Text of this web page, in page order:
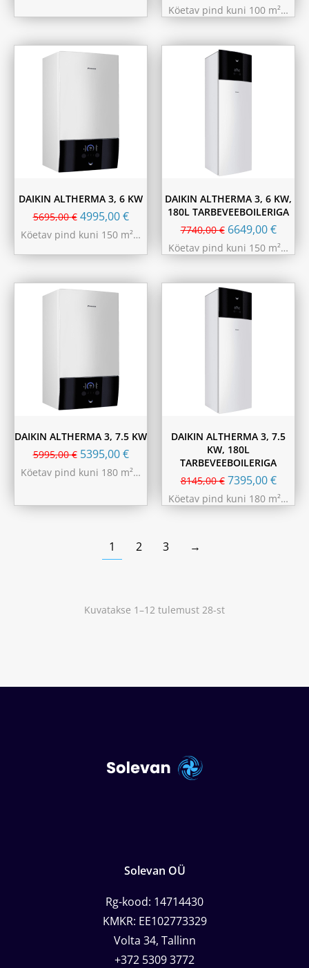
Köetav pind kuni 100 m²…
DAIKIN ALTHERMA 3, 6 KW
5695,00€ 4995,00€
Köetav pind kuni 150 m²…
DAIKIN ALTHERMA 3, 6 KW,
180L TARBEVEEBOILERIGA
7740,00€ 6649,00€
Köetav pind kuni 150 m²…
DAIKIN ALTHERMA 3, 7.5 KW
5995,00€ 5395,00€
Köetav pind kuni 180 m²…
DAIKIN ALTHERMA 3, 7.5
KW, 180L
TARBEVEEBOILERIGA
8145,00€ 7395,00€
Köetav pind kuni 180 m²…
1 2 3 →
Kuvatakse 1–12 tulemust 28-st
Solevan OÜ
Rg-kood: 14714430
KMKR: EE102773329
Volta 34, Tallinn
+372 5309 3772